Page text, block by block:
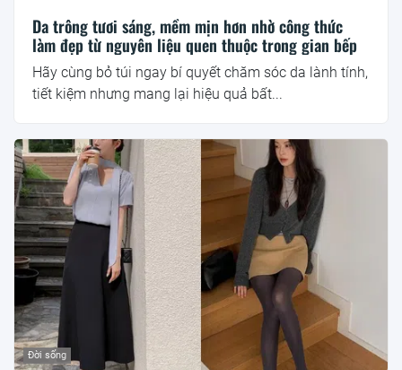
Da trông tươi sáng, mềm mịn hơn nhờ công thức
làm đẹp từ nguyên liệu quen thuộc trong gian bếp
Hãy cùng bỏ túi ngay bí quyết chăm sóc da lành tính,
tiết kiệm nhưng mang lại hiệu quả bất...
Đời sống